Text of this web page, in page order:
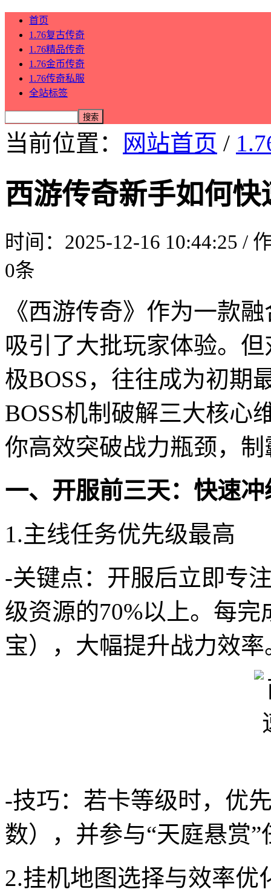
首页
1.76复古传奇
1.76精品传奇
1.76金币传奇
1.76传奇私服
全站标签
当前位置： 网站首页 /
西游传奇新手如何快
时间：2025-12-16 10:44:25 /
0条
《西游传奇》作为一款
吸引了大批玩家体验。
极BOSS，往往成为初期
BOSS机制破解三大核心
你高效突破战力瓶颈，
一、开服前三天：快速
1.主线任务优先级最高
-关键点：开服后立即专
级资源的70%以上。每
宝），大幅提升战力效率
-技巧：若卡等级时，优
数），并参与“天庭悬赏
2.挂机地图选择与效率优